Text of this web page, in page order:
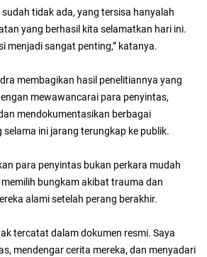
tidak ada, yang tersisa hanyalah
yang berhasil kita selamatkan hari ini.
menjadi sangat penting,” katanya.
membagikan hasil penelitiannya yang
mewawancarai para penyintas,
mendokumentasikan berbagai
selama ini jarang terungkap ke publik.
para penyintas bukan perkara mudah
bungkam akibat trauma dan
alami setelah perang berakhir.
tercatat dalam dokumen resmi. Saya
mendengar cerita mereka, dan menyadari